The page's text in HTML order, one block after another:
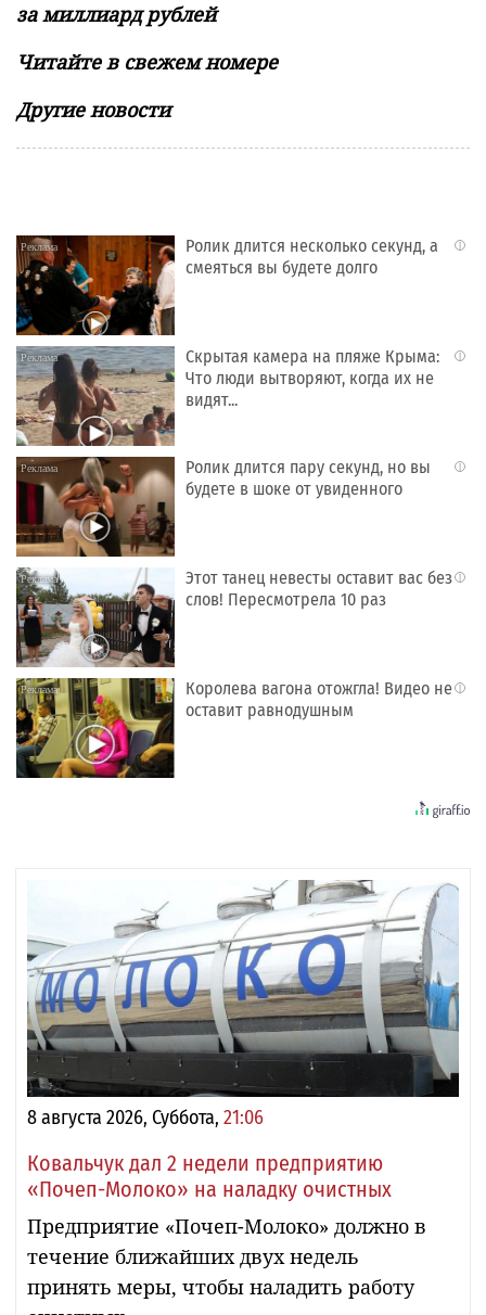
за миллиард рублей
Читайте в свежем номере
Другие новости
i
Ролик длится несколько секунд, а
смеяться вы будете долго
i
Скрытая камера на пляже Крыма:
Что люди вытворяют, когда их не
видят...
i
Ролик длится пару секунд, но вы
будете в шоке от увиденного
i
Этот танец невесты оставит вас без
слов! Пересмотрела 10 раз
i
Королева вагона отожгла! Видео не
оставит равнодушным
8 августа 2026, Суббота, 21:06
Ковальчук дал 2 недели предприятию
«Почеп-Молоко» на наладку очистных
Предприятие «Почеп-Молоко» должно в
течение ближайших двух недель
принять меры, чтобы наладить работу